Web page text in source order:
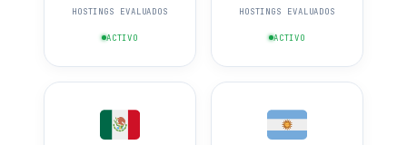
HOSTINGS EVALUADOS
ACTIVO
HOSTINGS EVALUADOS
ACTIVO